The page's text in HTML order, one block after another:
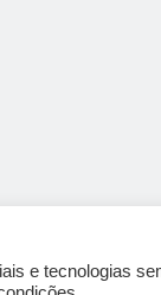
e tecnologias